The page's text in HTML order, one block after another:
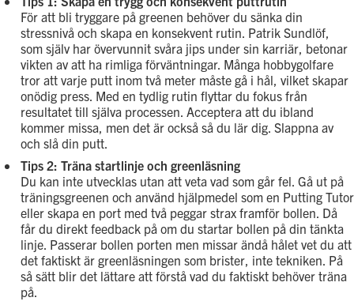
För att bli tryggare på greenen behöver du sänka din
stressnivå och skapa en konsekvent rutin. Patrik Sundlöf,
som själv har övervunnit svåra jips under sin karriär, betonar
vikten av att ha rimliga förväntningar. Många hobbygolfare
tror att varje putt inom två meter måste gå i hål, vilket skapar
onödig press. Med en tydlig rutin flyttar du fokus från
resultatet till själva processen. Acceptera att du ibland
kommer missa, men det är också så du lär dig. Slappna av
och slå din putt.
Tips 2: Träna startlinje och greenläsning
Du kan inte utvecklas utan att veta vad som går fel. Gå ut på
träningsgreenen och använd hjälpmedel som en Putting Tutor
eller skapa en port med två peggar strax framför bollen. Då
får du direkt feedback på om du startar bollen på din tänkta
linje. Passerar bollen porten men missar ändå hålet vet du att
det faktiskt är greenläsningen som brister, inte tekniken. På
så sätt blir det lättare att förstå vad du faktiskt behöver träna
på.